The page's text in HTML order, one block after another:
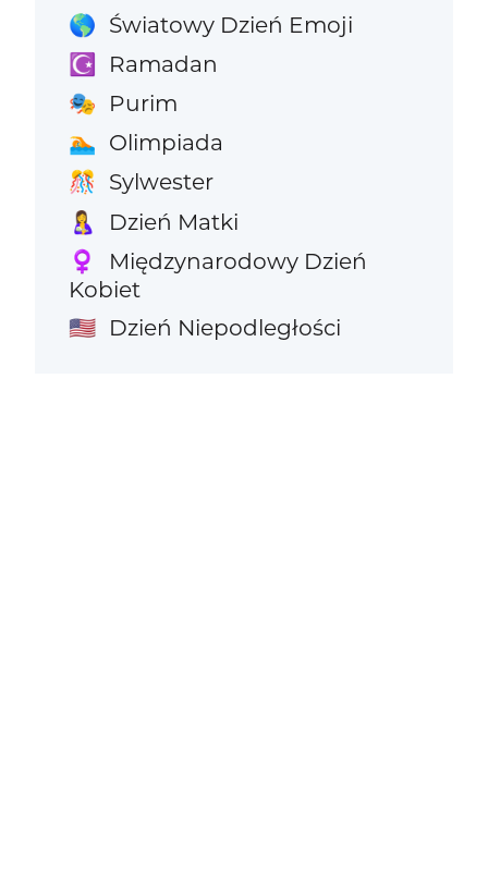
🌎 Światowy Dzień Emoji
☪️ Ramadan
🎭 Purim
🏊 Olimpiada
🎊 Sylwester
🤱 Dzień Matki
♀️
Międzynarodowy Dzień
Kobiet
🇺🇸 Dzień Niepodległości